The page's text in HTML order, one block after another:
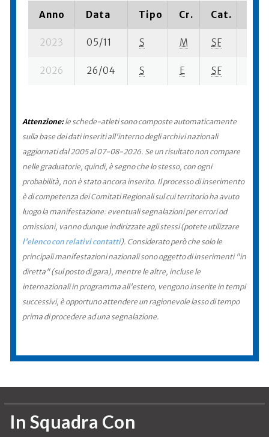
Anno Data Tipo Cr. Cat.
2023 05/11 S M SF
2026 26/04 S E SF
Attenzione:le schede-atleti sono composte automaticamente
sulla base dei dati inseriti all'interno degli archivi nazionali
aggiornati dal 2005 al 07-08-2026. Se un risultato non compare
nelle graduatorie, quindi, è segno che lo stesso, con ogni
probabilità, non è stato ancora inserito. Il processo di inserimento
è di competenza dei Comitati Regionali sul cui territorio ha avuto
luogo la manifestazione: eventuali segnalazioni per errori od
omissioni, vanno dunque indirizzate agli stessi (potete utilizzare
l'elenco con relativi contatti). Considerato però che solo le
principali manifestazioni nazionali sono oggetto di inserimenti "in
diretta" (sul posto di gara), mentre le altre, incluse le
internazionali in programma all'estero, vengono inserite in tempi
successivi, è opportuno attendere un ragionevole lasso di tempo
prima di procedere ad una segnalazione.
In Squadra Con